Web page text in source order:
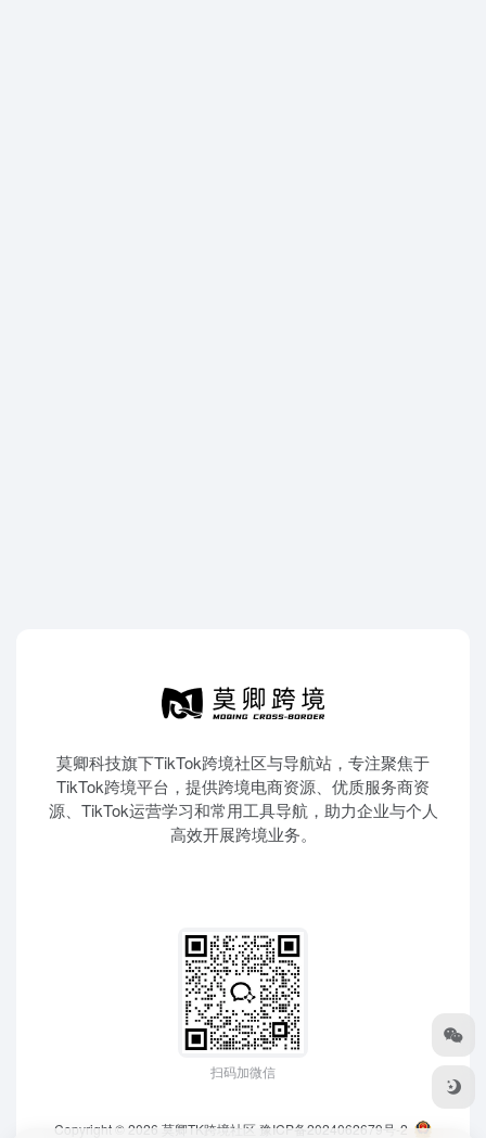
莫卿科技旗下TikTok跨境社区与导航站，专注聚焦于
TikTok跨境平台，提供跨境电商资源、优质服务商资
源、TikTok运营学习和常用工具导航，助力企业与个人
高效开展跨境业务。
扫码加微信
Copyright © 2026 莫卿TK跨境社区 豫ICP备2024062679号-2